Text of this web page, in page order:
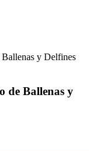
y Delfines
de Ballenas y